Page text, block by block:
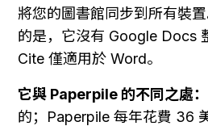
將您的圖書館同步到所有裝
的是，它沒有 Google Docs
Cite 僅適用於 Word。
它與 Paperpile 的不同之處：
的；Paperpile 每年花費 36